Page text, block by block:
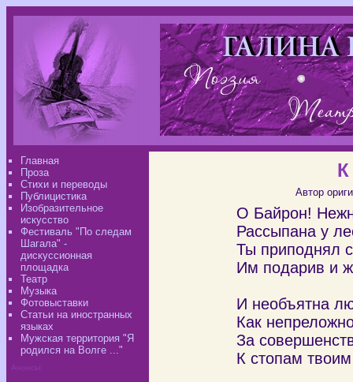
Главная
Проза
Стихи и переводы
Публицистика
Изобразительное
искусство
Фестиваль "По следам
Шагала" -
дискуссионная
площадка
Театр
Музыка
Фотовыставки
Статьи на иностранных
языках
Мужская территория "Я
родился на Волге ..."
Анонсы:
Автор
О Байрон!
Рассыпана у
Ты приподнял
Им подарив и
И необъятна
Как
За
К стопам